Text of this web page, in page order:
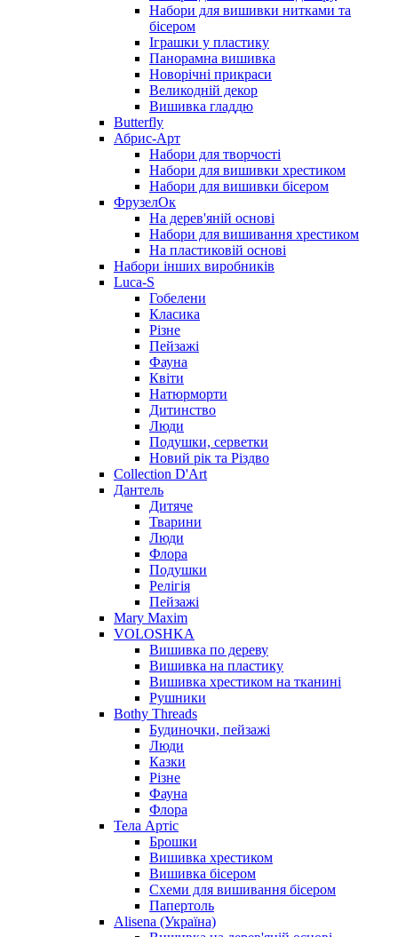
Набори для вишивки нитками та
бісером
Іграшки у пластику
Панорамна вишивка
Новорічні прикраси
Великодній декор
Вишивка гладдю
Butterfly
Абрис-Арт
Набори для творчості
Набори для вишивки хрестиком
Набори для вишивки бісером
ФрузелОк
На дерев'яній основі
Набори для вишивання хрестиком
На пластиковій основі
Набори інших виробників
Luca-S
Гобелени
Класика
Різне
Пейзажі
Фауна
Квіти
Натюрморти
Дитинство
Люди
Подушки, серветки
Новий рік та Різдво
Collection D'Art
Дантель
Дитяче
Тварини
Люди
Флора
Подушки
Релігія
Пейзажі
Mary Maxim
VOLOSHKA
Вишивка по дереву
Вишивка на пластику
Вишивка хрестиком на тканині
Рушники
Bothy Threads
Будиночки, пейзажі
Люди
Казки
Різне
Фауна
Флора
Тела Артіс
Брошки
Вишивка хрестиком
Вишивка бісером
Схеми для вишивання бісером
Папертоль
Alisena (Україна)